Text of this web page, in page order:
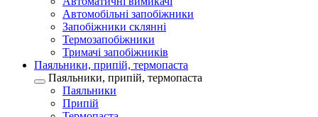
Автомобільні запобіжники
Запобіжники склянні
Термозапобіжники
Тримачі запобіжників
Паяльники, припій, термопаста
Паяльники, припій, термопаста
Паяльники
Припій